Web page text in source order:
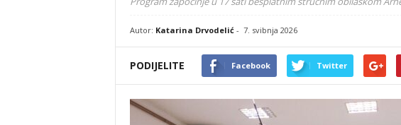
Autor: Katarina Drvodelić- 7. svibnja 2026
PODIJELITE Facebook Twitter